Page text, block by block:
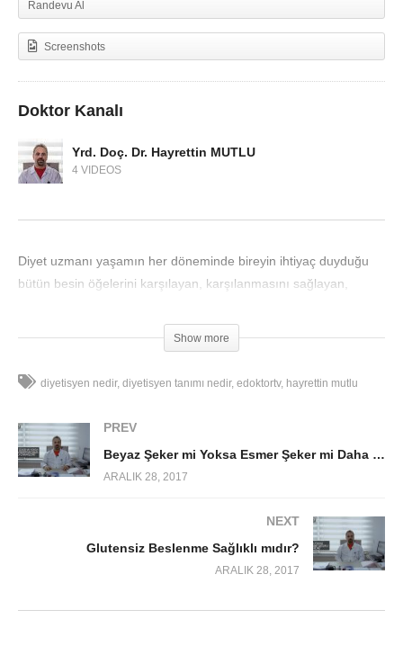
Randevu Al
Screenshots
Doktor Kanalı
Yrd. Doç. Dr. Hayrettin MUTLU
4 VIDEOS
Diyet uzmanı yaşamın her döneminde bireyin ihtiyaç duyduğu
bütün besin öğelerini karşılayan, karşılanmasını sağlayan,
Show more
diyetisyen nedir diyetisyen tanımı nedir edoktortv hayrettin mutlu
PREV
Beyaz Şeker mi Yoksa Esmer Şeker mi Daha Fazla Zararlıdır?
ARALIK 28, 2017
NEXT
Glutensiz Beslenme Sağlıklı mıdır?
ARALIK 28, 2017